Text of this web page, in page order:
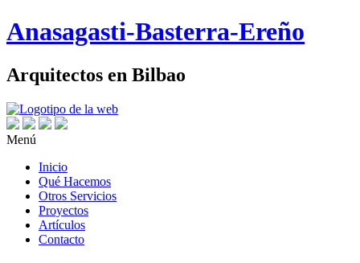
Skip
to
Anasagasti-Basterra-Ereño
Arquitectos en Bilbao
Menú
Inicio
Qué Hacemos
Otros Servicios
Proyectos
Artículos
Contacto